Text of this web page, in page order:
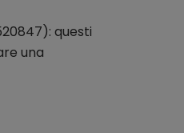
questi
una